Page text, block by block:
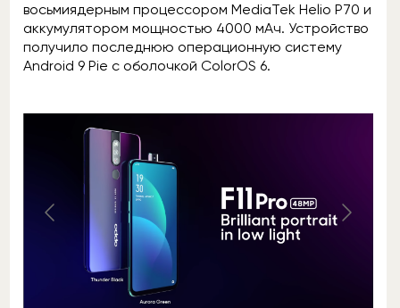
восьмиядерным процессором MediaTek Helio P70 и
аккумулятором мощностью 4000 мАч. Устройство
получило последнюю операционную систему
Android 9 Pie с оболочкой ColorOS 6.